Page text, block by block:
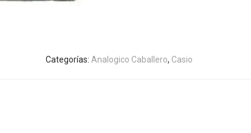
Categorías: Analogico Caballero, Casio